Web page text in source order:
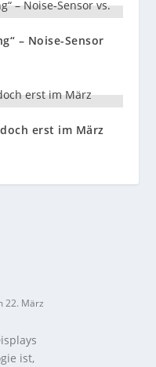
– Noise-Sensor
erst im März
22. März
ist,